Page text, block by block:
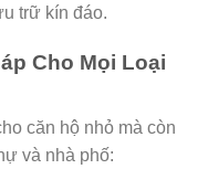
trữ kín đáo.
Cho Mọi Loại
căn hộ nhỏ mà còn
và nhà phố: